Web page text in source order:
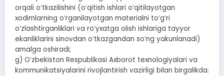
orqali oʻtkazilishini (oʻqitish ishlari oʻqitilayotgan
xodimlarning oʻrganilayotgan materialni toʻgʻri
oʻzlashtirganliklari va roʻyxatga olish ishlariga tayyor
ekanliklarini sinovdan oʻtkazgandan soʻng yakunlanadi)
amalga oshiradi;
g) Oʻzbekiston Respublikasi Axborot texnologiyalari va
kommunikatsiyalarini rivojlantirish vazirligi bilan birgalikda: